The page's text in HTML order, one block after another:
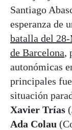
Santiago
esperanza de
batalla del
de Barcelona,
autonómicas
principales
situación
Xavier Trías
Ada Colau